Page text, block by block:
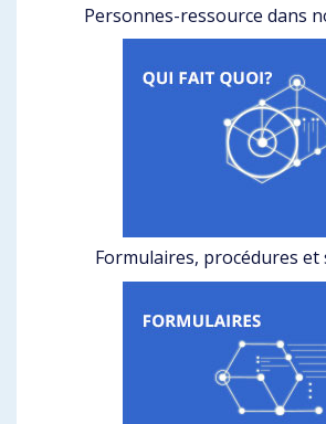
Personnes-ressource dans
Formulaires, procédures et